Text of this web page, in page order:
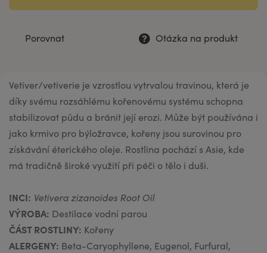
Porovnat Otázka na produkt
Vetiver/vetiverie je vzrostlou vytrvalou travinou, která je
díky svému rozsáhlému kořenovému systému schopna
stabilizovat půdu a bránit její erozi. Může být používána i
jako krmivo pro býložravce, kořeny jsou surovinou pro
získávání éterického oleje. Rostlina pochází s Asie, kde
má tradičně široké využití při péči o tělo i duši.
INCI: Vetivera zizanoides Root Oil
VÝROBA: Destilace vodní parou
ČÁST ROSTLINY: Kořeny
ALERGENY: Beta-Caryophyllene, Eugenol, Furfural,